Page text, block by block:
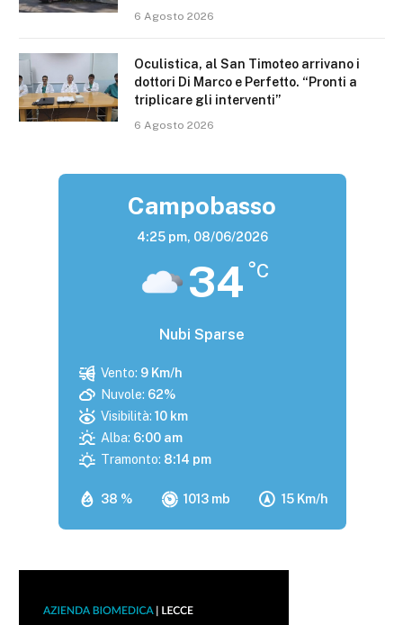
6 Agosto 2026
Oculistica, al San Timoteo arrivano i
dottori Di Marco e Perfetto. “Pronti a
triplicare gli interventi”
6 Agosto 2026
Campobasso
4:25 pm, 08/06/2026
34 °C
Nubi Sparse
38 % 1013 mb 15 Km/h
Vento: 9 Km/h
Nuvole: 62%
Visibilità: 10 km
Alba: 6:00 am
Tramonto: 8:14 pm